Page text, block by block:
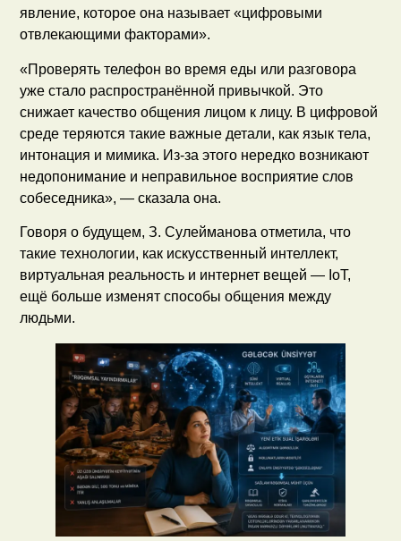
явление, которое она называет «цифровыми
отвлекающими факторами».
«Проверять телефон во время еды или разговора
уже стало распространённой привычкой. Это
снижает качество общения лицом к лицу. В цифровой
среде теряются такие важные детали, как язык тела,
интонация и мимика. Из-за этого нередко возникают
недопонимание и неправильное восприятие слов
собеседника», — сказала она.
Говоря о будущем, З. Сулейманова отметила, что
такие технологии, как искусственный интеллект,
виртуальная реальность и интернет вещей — IoT,
ещё больше изменят способы общения между
людьми.